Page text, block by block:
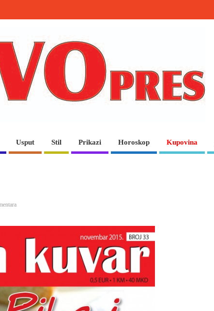
Usput Stil Prikazi Horoskop Kupovina